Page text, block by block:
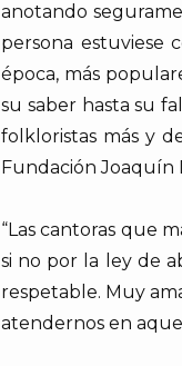
anotando
persona estuviese
época, más
su saber hasta su
folkloristas más y
Fundación Joaquín
“Las cantoras que
si no por la ley de
respetable. Muy
atendernos en